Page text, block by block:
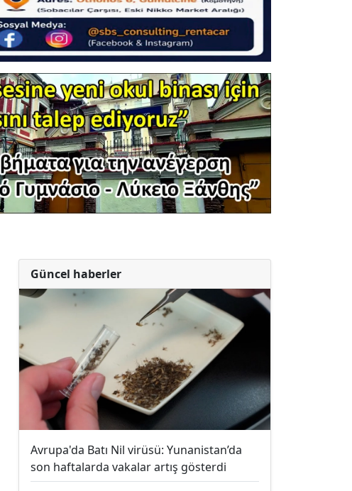
Güncel haberler
Avrupa'da Batı Nil virüsü: Yunanistan’da
son haftalarda vakalar artış gösterdi